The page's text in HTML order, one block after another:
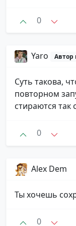
0
Yaro Автор
Суть такова,
повторном
стираются так
0
Alex Dem
Ты хочешь
0